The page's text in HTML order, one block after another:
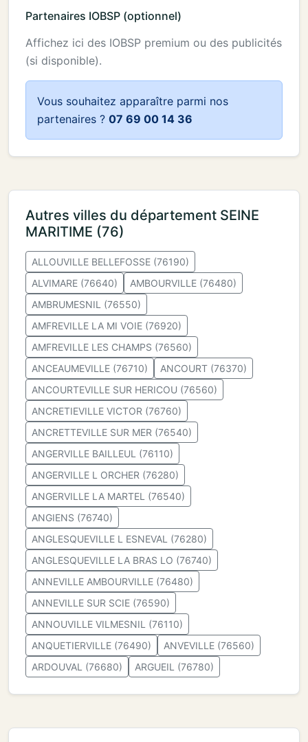
Partenaires IOBSP (optionnel)
Affichez ici des IOBSP premium ou des publicités
(si disponible).
Vous souhaitez apparaître parmi nos
partenaires ? 07 69 00 14 36
Autres villes du département SEINE
MARITIME (76)
ALLOUVILLE BELLEFOSSE (76190)
ALVIMARE (76640)
AMBOURVILLE (76480)
AMBRUMESNIL (76550)
AMFREVILLE LA MI VOIE (76920)
AMFREVILLE LES CHAMPS (76560)
ANCEAUMEVILLE (76710)
ANCOURT (76370)
ANCOURTEVILLE SUR HERICOU (76560)
ANCRETIEVILLE VICTOR (76760)
ANCRETTEVILLE SUR MER (76540)
ANGERVILLE BAILLEUL (76110)
ANGERVILLE L ORCHER (76280)
ANGERVILLE LA MARTEL (76540)
ANGIENS (76740)
ANGLESQUEVILLE L ESNEVAL (76280)
ANGLESQUEVILLE LA BRAS LO (76740)
ANNEVILLE AMBOURVILLE (76480)
ANNEVILLE SUR SCIE (76590)
ANNOUVILLE VILMESNIL (76110)
ANQUETIERVILLE (76490)
ANVEVILLE (76560)
ARDOUVAL (76680)
ARGUEIL (76780)